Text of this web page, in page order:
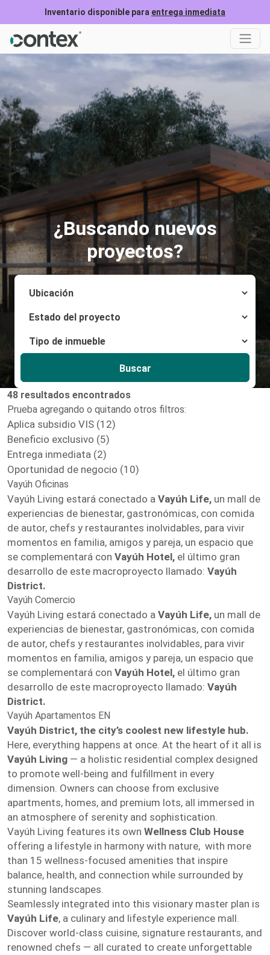
Inventario disponible para entrega inmediata
¿Buscando nuevos
proyectos?
Buscar
48 resultados encontrados
Prueba agregando o quitando otros filtros:
Aplica subsidio VIS (12)
Beneficio exclusivo (5)
Entrega inmediata (2)
Oportunidad de negocio (10)
Vayúh Oficinas
Vayúh Living estará conectado a Vayúh Life, un mall de
experiencias de bienestar, gastronómicas, con comida
de autor, chefs y restaurantes inolvidables, para vivir
momentos en familia, amigos y pareja, un espacio que
se complementará con Vayúh Hotel, el último gran
desarrollo de este macroproyecto llamado: Vayúh
District.
Vayúh Comercio
Vayúh Living estará conectado a Vayúh Life, un mall de
experiencias de bienestar, gastronómicas, con comida
de autor, chefs y restaurantes inolvidables, para vivir
momentos en familia, amigos y pareja, un espacio que
se complementará con Vayúh Hotel, el último gran
desarrollo de este macroproyecto llamado: Vayúh
District.
Vayúh Apartamentos EN
Vayúh District, the city’s coolest new lifestyle hub.
Here, everything happens at once. At the heart of it all is
Vayúh Living — a holistic residential complex designed
to promote well-being and fulfillment in every
dimension. Owners can choose from exclusive
apartments, homes, and premium lots, all immersed in
an atmosphere of serenity and sophistication.
Vayúh Living features its own Wellness Club House
offering a lifestyle in harmony with nature, with more
than 15 wellness-focused amenities that inspire
balance, health, and connection while surrounded by
stunning landscapes.
Seamlessly integrated into this visionary master plan is
Vayúh Life, a culinary and lifestyle experience mall.
Discover world-class cuisine, signature restaurants, and
renowned chefs — all curated to create unforgettable